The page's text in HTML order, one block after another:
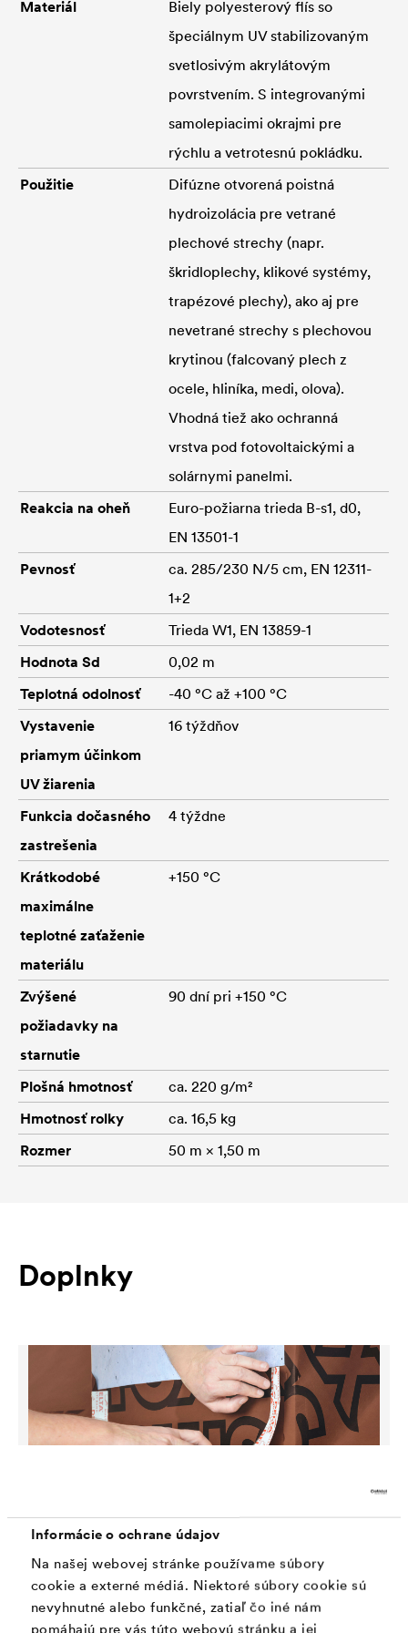
Informácie o ochrane údajov
Na našej webovej stránke používame súbory
cookie a externé médiá. Niektoré súbory cookie sú
nevyhnutné alebo funkčné, zatiaľ čo iné nám
pomáhajú pre vás túto webovú stránku a jej
Materiál
Biely polyesterový flís so
špeciálnym UV stabilizovaným
svetlosivým akrylátovým
povrstvením. S integrovanými
samolepiacimi okrajmi pre
rýchlu a vetrotesnú pokládku.
Použitie
Difúzne otvorená poistná
hydroizolácia pre vetrané
plechové strechy (napr.
škridloplechy, klikové systémy,
trapézové plechy), ako aj pre
nevetrané strechy s plechovou
krytinou (falcovaný plech z
ocele, hliníka, medi, olova).
Vhodná tiež ako ochranná
vrstva pod fotovoltaickými a
solárnymi panelmi.
Reakcia na oheň
Euro-požiarna trieda B-s1, d0,
EN 13501-1
Pevnosť
ca. 285/230 N/5 cm, EN 12311-
1+2
Vodotesnosť
Trieda W1, EN 13859-1
Hodnota Sd
0,02 m
Teplotná odolnosť
-40 °C až +100 °C
Vystavenie
priamym účinkom
UV žiarenia
16 týždňov
Funkcia dočasného
zastrešenia
4 týždne
Krátkodobé
maximálne
teplotné zaťaženie
materiálu
+150 °C
Zvýšené
požiadavky na
starnutie
90 dní pri +150 °C
Plošná hmotnosť
ca. 220 g/m²
Hmotnosť rolky
ca. 16,5 kg
Rozmer
50 m × 1,50 m
Doplnky
DELTA®-MULTI-BAND